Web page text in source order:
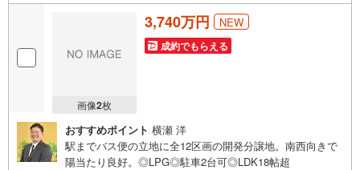
画像2枚
3,740万円 NEW
成約でもらえる
おすすめポイント 横瀬 洋
駅までバス便の立地に全12区画の開発分譲地。南西向きで
陽当たり良好。◎LPG◎駐車2台可◎LDK18帖超